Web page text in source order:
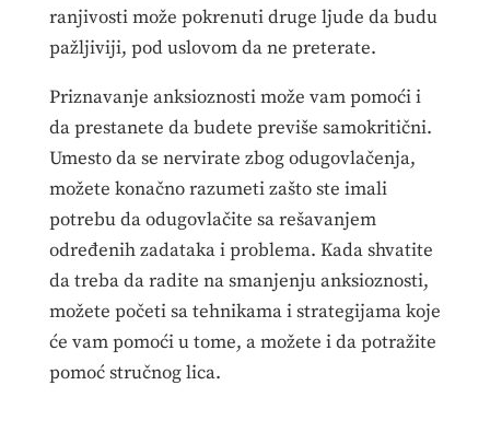
ranjivosti može pokrenuti druge ljude da budu
pažljiviji, pod uslovom da ne preterate.
Priznavanje anksioznosti može vam pomoći i
da prestanete da budete previše samokritični.
Umesto da se nervirate zbog odugovlačenja,
možete konačno razumeti zašto ste imali
potrebu da odugovlačite sa rešavanjem
određenih zadataka i problema. Kada shvatite
da treba da radite na smanjenju anksioznosti,
možete početi sa tehnikama i strategijama koje
će vam pomoći u tome, a možete i da potražite
pomoć stručnog lica.